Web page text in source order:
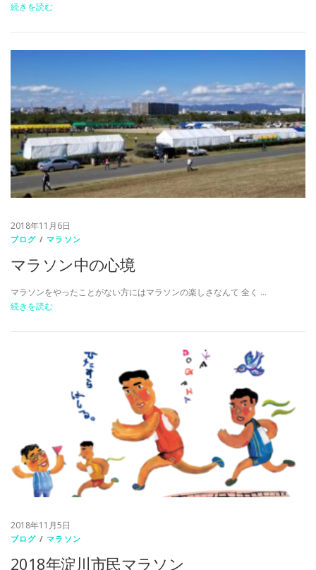
続きを読む
2018年11月6日
ブログ /マラソン
マラソン中の心境
マラソンをやったことがない方にはマラソンの楽しさなんて 全く …
続きを読む
2018年11月5日
ブログ /マラソン
2018年淀川市民マラソン